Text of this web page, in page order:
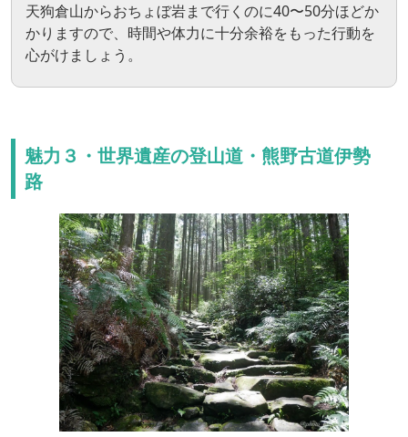
天狗倉山からおちょぼ岩まで行くのに40〜50分ほどか
かりますので、時間や体力に十分余裕をもった行動を
心がけましょう。
魅力３・世界遺産の登山道・熊野古道伊勢
路